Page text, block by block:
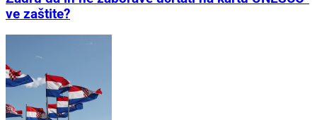
ve zaštite?